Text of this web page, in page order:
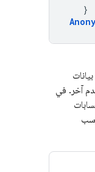
}
آخر. في